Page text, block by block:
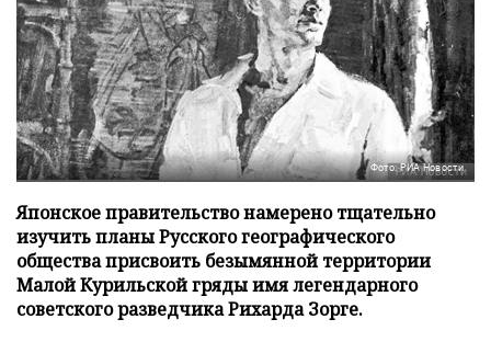
Фото: РИА Новости
Японское правительство намерено тщательно
изучить планы Русского географического
общества присвоить безымянной территории
Малой Курильской гряды имя легендарного
советского разведчика Рихарда Зорге.